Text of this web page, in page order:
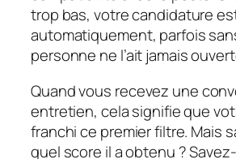
trop bas, votre candidature
automatiquement, parfois
personne ne l’ait jamais
Quand vous recevez une
entretien, cela signifie que
franchi ce premier filtre. Mais
quel score il a obtenu ?